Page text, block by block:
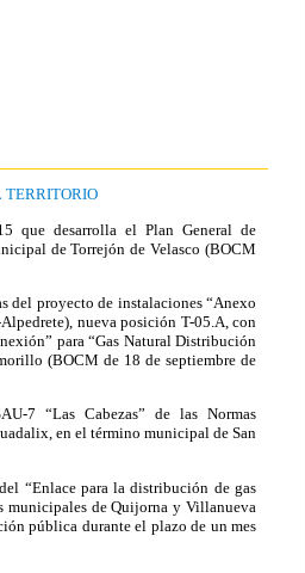
TERRITORIO
que desarrolla el Plan General de
de Torrejón de Velasco (BOCM
del proyecto de instalaciones “Anexo
nueva posición T-05.A, con
para “Gas Natural Distribución
(BOCM de 18 de septiembre de
7 “Las Cabezas” de las Normas
en el término municipal de San
“Enlace para la distribución de gas
municipales de Quijorna y Villanueva
pública durante el plazo de un mes